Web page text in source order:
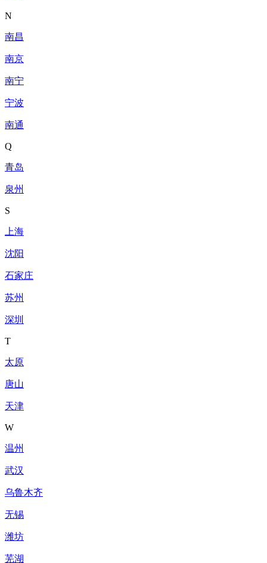
N
南昌
南京
南宁
宁波
南通
Q
青岛
泉州
S
上海
沈阳
石家庄
苏州
深圳
T
太原
唐山
天津
W
温州
武汉
乌鲁木齐
无锡
潍坊
芜湖